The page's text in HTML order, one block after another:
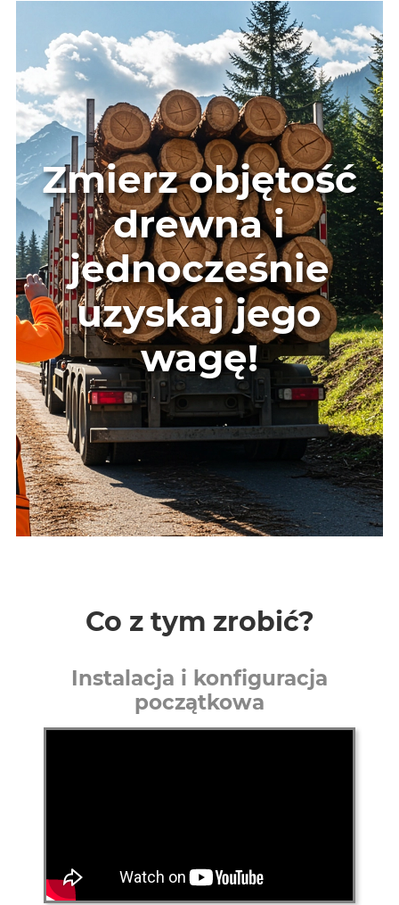
Zmierz objętość
drewna i
jednocześnie
uzyskaj jego
wagę!
Co z tym zrobić?
Instalacja i konfiguracja
początkowa